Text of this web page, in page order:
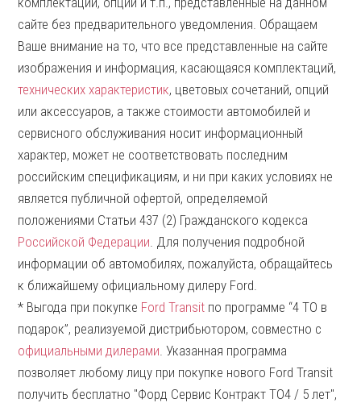
сайте без предварительного уведомления. Обращаем
Ваше внимание на то, что все представленные на сайте
изображения и информация, касающаяся комплектаций,
технических характеристик, цветовых сочетаний, опций
или аксессуаров, а также стоимости автомобилей и
сервисного обслуживания носит информационный
характер, может не соответствовать последним
российским спецификациям, и ни при каких условиях не
является публичной офертой, определяемой
положениями Статьи 437 (2) Гражданского кодекса
Российской Федерации. Для получения подробной
информации об автомобилях, пожалуйста, обращайтесь
к ближайшему официальному дилеру Ford.
* Выгода при покупке Ford Transit по программе “4 ТО в
подарок”, реализуемой дистрибьютором, совместно с
официальными дилерами. Указанная программа
позволяет любому лицу при покупке нового Ford Transit
получить бесплатно "Форд Сервис Контракт ТО4 / 5 лет",